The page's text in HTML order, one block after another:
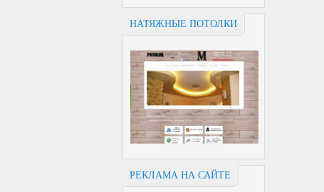
НАТЯЖНЫЕ ПОТОЛКИ
РЕКЛАМА НА САЙТЕ